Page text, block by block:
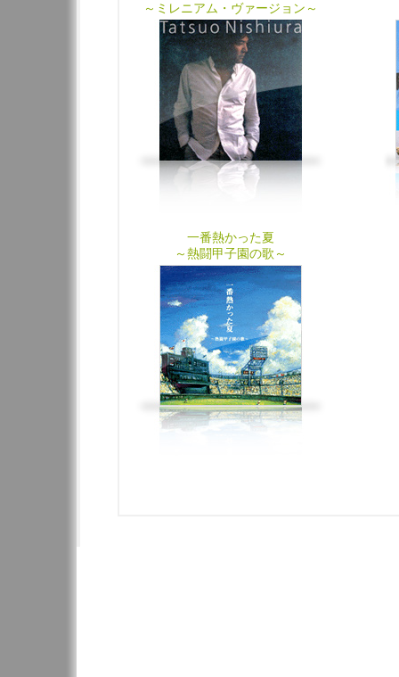
～ミレニアム・ヴァージョン～
一番熱かった夏
～熱闘甲子園の歌～